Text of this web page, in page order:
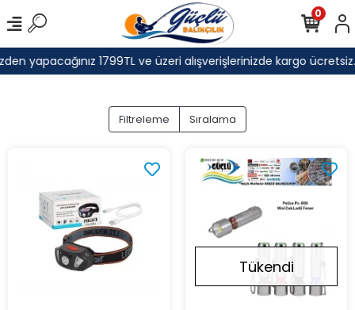
yapacağınız 1799TL ve üzeri alışverişlerinizde kargo ücretsiz.
0
Filtreleme Sıralama
Tükendi